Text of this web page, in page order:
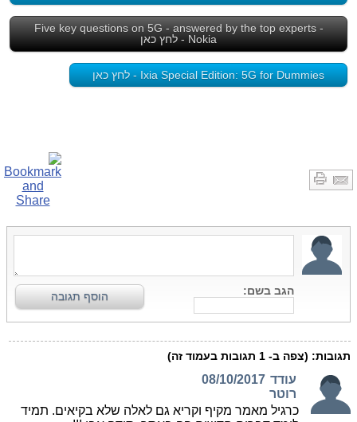
Five key questions on 5G - answered by the top experts -
Nokia - לחץ כאן
Ixia Special Edition: 5G for Dummies - לחץ כאן